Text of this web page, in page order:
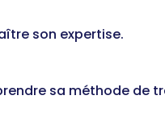
son expertise.
sa méthode de